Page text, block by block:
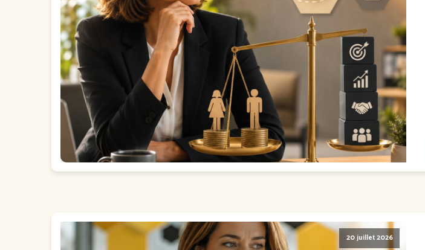
20 juillet 2026